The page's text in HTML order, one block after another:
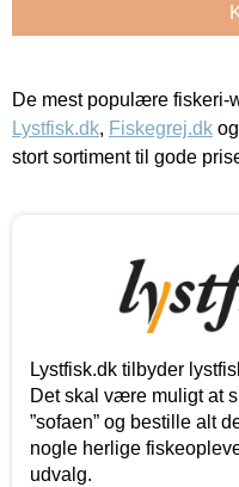
De mest populære fiskeri-
Lystfisk.dk, Fiskegrej.dk og
stort sortiment til gode
Lystfisk.dk tilbyder
Det skal være muligt at
”sofaen” og bestille alt
nogle herlige
udvalg.